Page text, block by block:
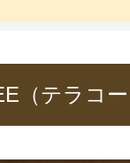
（テラコ